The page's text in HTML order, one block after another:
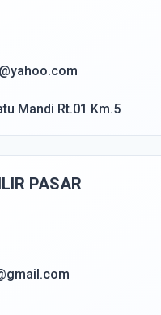
Mandi Rt.01 Km.5
PASAR